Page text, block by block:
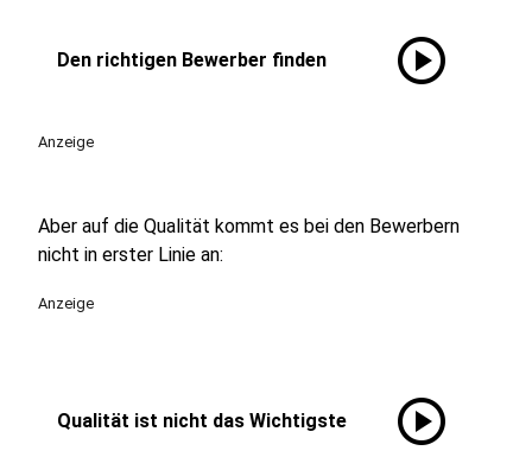
Den richtigen Bewerber finden play_circle
Anzeige
Aber auf die Qualität kommt es bei den Bewerbern
nicht in erster Linie an:
Anzeige
Qualität ist nicht das Wichtigste play_circle